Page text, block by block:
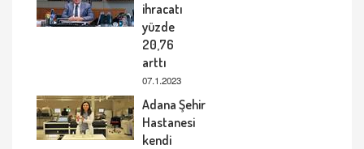
ihracatı
yüzde
20,76
arttı
07.1.2023
Adana Şehir
Hastanesi
kendi